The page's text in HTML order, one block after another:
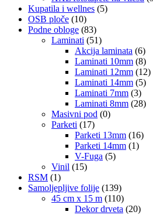
Kupatila i wellnes (5)
OSB ploče (10)
Podne obloge (83)
Laminati (51)
Akcija laminata (6)
Laminati 10mm (8)
Laminati 12mm (12)
Laminati 14mm (5)
Laminati 7mm (3)
Laminati 8mm (28)
Masivni pod (0)
Parketi (17)
Parketi 13mm (16)
Parketi 14mm (1)
V-Fuga (5)
Vinil (15)
RSM (1)
Samoljepljive folije (139)
45 cm x 15 m (110)
Dekor drveta (20)